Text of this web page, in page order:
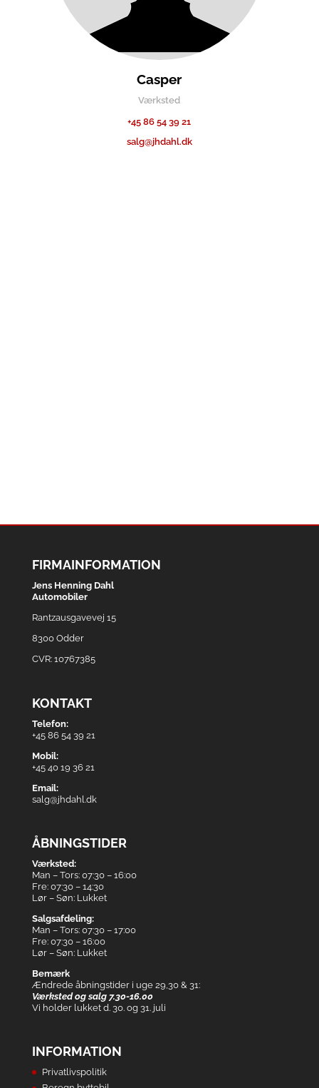
Casper
Værksted
+45 86 54 39 21
salg@jhdahl.dk
FIRMAINFORMATION
Jens Henning Dahl
Automobiler
Rantzausgavevej 15
8300 Odder
CVR: 10767385
KONTAKT
Telefon:
+45 86 54 39 21
Mobil:
+45 40 19 36 21
Email:
salg@jhdahl.dk
ÅBNINGSTIDER
Værksted:
Man – Tors: 07:30 – 16:00
Fre: 07:30 – 14:30
Lør – Søn: Lukket
Salgsafdeling:
Man – Tors: 07:30 – 17:00
Fre: 07:30 – 16:00
Lør – Søn: Lukket
Bemærk
Ændrede åbningstider i uge 29,30 & 31:
Værksted og salg 7.30-16.00
Vi holder lukket d. 30. og 31. juli
INFORMATION
Privatlivspolitik